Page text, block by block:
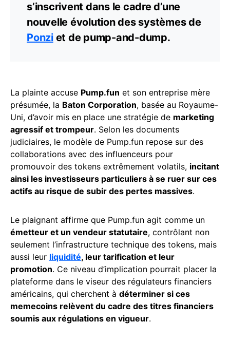
s’inscrivent dans le cadre d’une
nouvelle évolution des systèmes de
Ponziet de pump-and-dump.
La plainte accuse Pump.fun et son entreprise mère
présumée, la Baton Corporation, basée au Royaume-
Uni, d’avoir mis en place une stratégie de marketing
agressif et trompeur. Selon les documents
judiciaires, le modèle de Pump.fun repose sur des
collaborations avec des influenceurs pour
promouvoir des tokens extrêmement volatils, incitant
ainsi les investisseurs particuliers à se ruer sur ces
actifs au risque de subir des pertes massives.
Le plaignant affirme que Pump.fun agit comme un
émetteur et un vendeur statutaire, contrôlant non
seulement l’infrastructure technique des tokens, mais
aussi leur liquidité, leur tarification et leur
promotion. Ce niveau d’implication pourrait placer la
plateforme dans le viseur des régulateurs financiers
américains, qui cherchent à déterminer si ces
memecoins relèvent du cadre des titres financiers
soumis aux régulations en vigueur.